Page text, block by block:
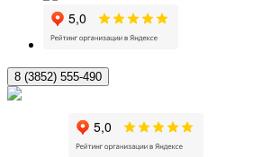
8 (3852) 555-490